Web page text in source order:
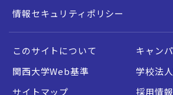
情報セキュリティポリシー
このサイトについて
キャン
関西大学Web基準
学校法
サイトマップ
採用情報